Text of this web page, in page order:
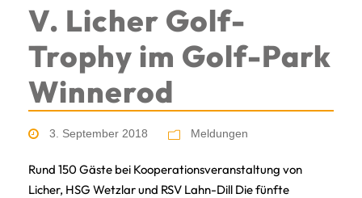
V. Licher Golf-
Trophy im Golf-Park
Winnerod
3. September 2018 Meldungen
Rund 150 Gäste bei Kooperationsveranstaltung von
Licher, HSG Wetzlar und RSV Lahn-Dill Die fünfte